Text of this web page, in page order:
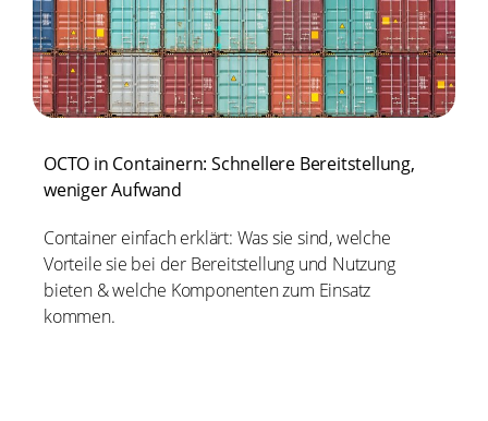
OCTO in Containern: Schnellere Bereitstellung,
weniger Aufwand
Container einfach erklärt: Was sie sind, welche
Vorteile sie bei der Bereitstellung und Nutzung
bieten & welche Komponenten zum Einsatz
kommen.